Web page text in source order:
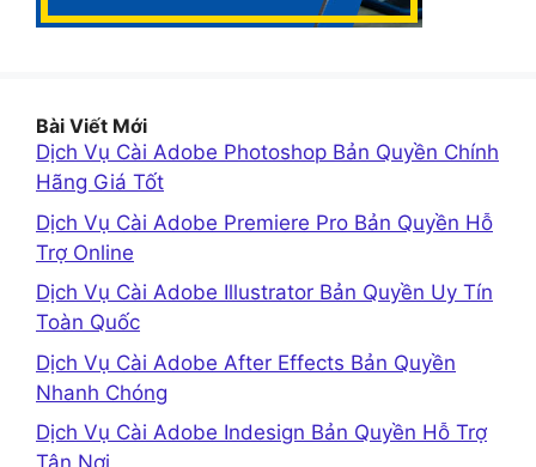
Bài Viết Mới
Dịch Vụ Cài Adobe Photoshop Bản Quyền Chính
Hãng Giá Tốt
Dịch Vụ Cài Adobe Premiere Pro Bản Quyền Hỗ
Trợ Online
Dịch Vụ Cài Adobe Illustrator Bản Quyền Uy Tín
Toàn Quốc
Dịch Vụ Cài Adobe After Effects Bản Quyền
Nhanh Chóng
Dịch Vụ Cài Adobe Indesign Bản Quyền Hỗ Trợ